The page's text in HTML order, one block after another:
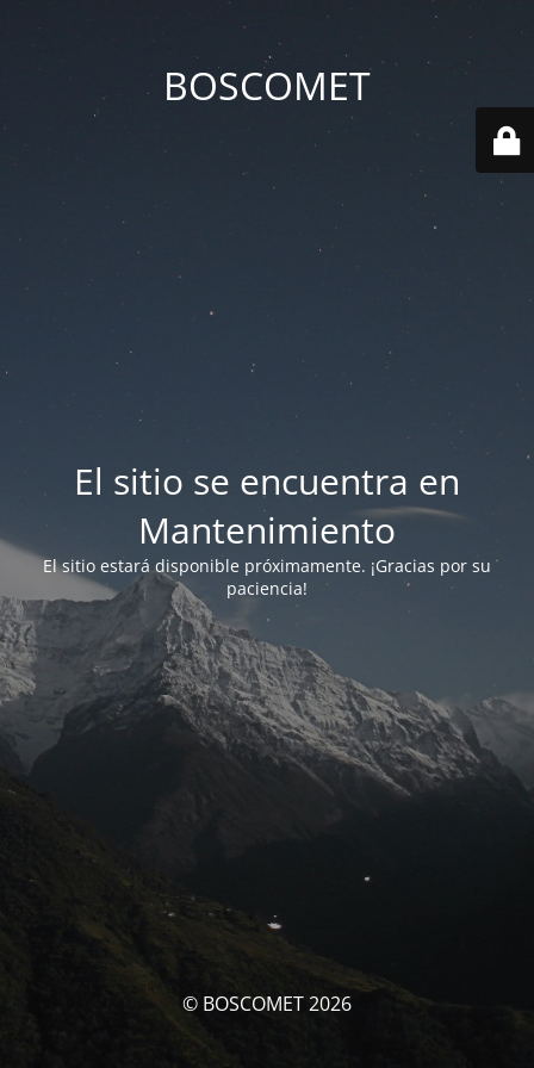
BOSCOMET
El sitio se encuentra en
Mantenimiento
El sitio estará disponible próximamente. ¡Gracias por su
paciencia!
© BOSCOMET 2026